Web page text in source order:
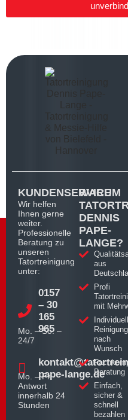
KUNDENSERVICE
Wir helfen
Ihnen gerne
weiter.
Professionelle
Beratung zu
unseren
Tatortreinigung
unter:
0157
– 30
165
965
Mo. – So. –
24/7
pape-lange.de
Mo. – Fr.
Antwort
innerhalb 24
Stunden
WARUM
DENNIS
PAPE-
LANGE?
aus
Profi
mit
Reinigung
nach
Wunsch
Beratung
Einfach,
sicher &
schnell
bezahlen